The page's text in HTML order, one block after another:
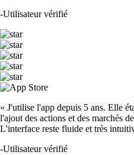
-Utilisateur vérifié
« J'utilise l'app depuis 5 ans. Elle
l'ajout des actions et des marchés
L'interface reste fluide et très
-Utilisateur vérifié